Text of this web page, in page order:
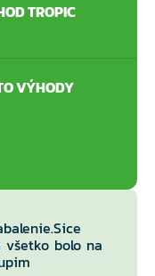
TROPIC
VÝHODY
bolo na